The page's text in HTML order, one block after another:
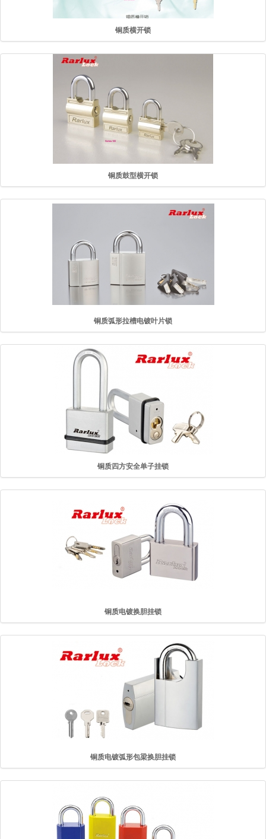
铜质横开锁
铜质鼓型横开锁
铜质弧形拉槽电镀叶片锁
铜质四方安全单子挂锁
铜质电镀换胆挂锁
铜质电镀弧形包梁换胆挂锁